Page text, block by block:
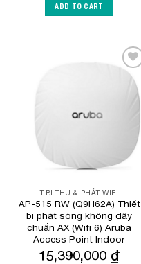
ADD TO CART
Add to
Wishlist
T.BI THU & PHÁT WIFI
AP-515 RW (Q9H62A) Thiết
bị phát sóng không dây
chuẩn AX (Wifi 6) Aruba
Access Point Indoor
15,390,000 ₫